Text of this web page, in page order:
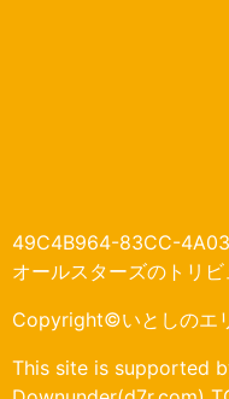
49C4B964-83CC-
オールスターズのトリ
Copyright©いとしのエ
This site is supported